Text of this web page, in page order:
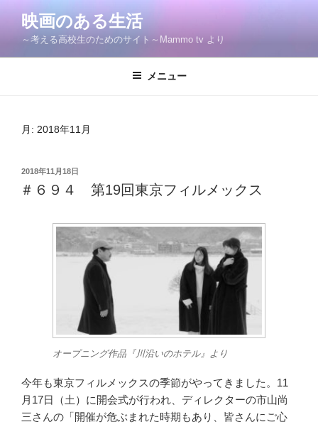
ン
映画のある生活
～考える高校生のためのサイト～Mammo tv より
メニュー
月: 2018年11月
投
稿
日:
2018年11月18日
＃６９４ 第19回東京フィルメックス
オープニング作品『川沿いのホテル』より
今年も東京フィルメックスの季節がやってきました。11
月17日（土）に開会式が行われ、ディレクターの市山尚
三さんの「開催が危ぶまれた時期もあり、皆さんにご心